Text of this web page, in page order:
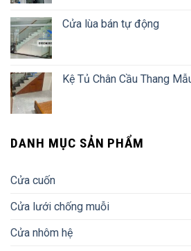
Cửa lùa bán tự động
Kệ Tủ Chân Cầu Thang
DANH MỤC SẢN PHẨM
Cửa cuốn
Cửa lưới chống muỗi
Cửa nhôm hệ